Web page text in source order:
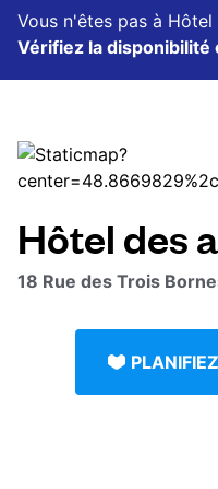
Vous n'êtes pas à Hôtel
Vérifiez la disponibilité
Hôtel des
18 Rue des Trois